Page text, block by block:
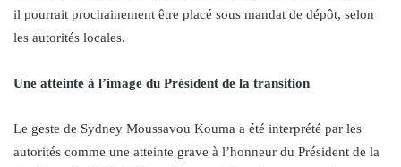
il pourrait prochainement être placé sous mandat de dépôt, selon
les autorités locales.
Une atteinte à l’image du Président de la transition
Le geste de Sydney Moussavou Kouma a été interprété par les
autorités comme une atteinte grave à l’honneur du Président de la